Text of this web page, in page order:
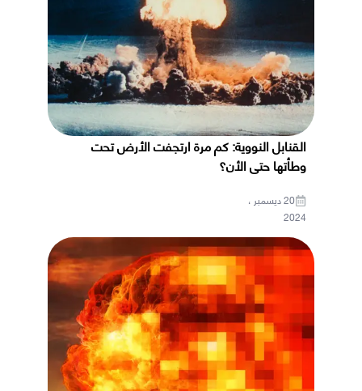
القنابل النووية: كم مرة ارتجفت الأرض تحت
وطأتها حتى الأن؟
20 ديسمبر ،
2024